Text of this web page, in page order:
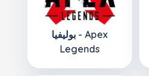
بوليفيا - Apex
Legends